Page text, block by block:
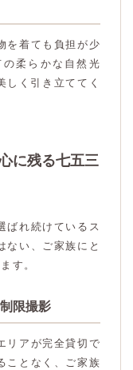
を着ても負担が少
柔らかな自然光
しく引き立ててく
に残る七五三
ばれ続けているス
ない、ご家族にと
す。
限撮影
リアが完全貸切で
ことなく、ご家族